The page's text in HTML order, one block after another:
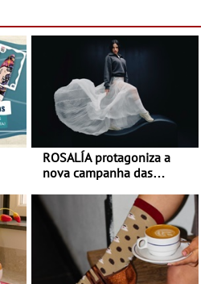
ROSALÍA protagoniza a
nova campanha das
Balance